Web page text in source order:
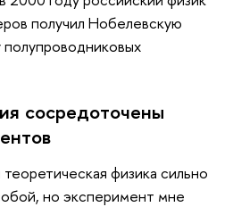
получил Нобелевскую
сосредоточены
физика сильно
но эксперимент мне